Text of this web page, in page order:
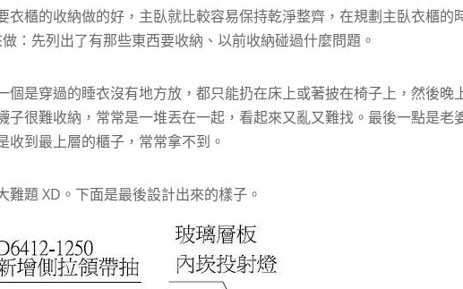
衣櫃的收納做的好，主臥就比較容易保持乾淨整齊，在規劃主臥衣櫃的
：先列出了有那些東西要收納、以前收納碰過什麼問題。
個是穿過的睡衣沒有地方放，都只能扔在床上或著披在椅子上，然後晚
子很難收納，常常是一堆丟在一起，看起來又亂又難找。最後一點是老
到最上層的櫃子，常常拿不到。
題 XD。下面是最後設計出來的樣子。